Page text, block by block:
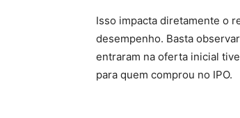
Isso impacta diretamente o
desempenho. Basta
entraram na oferta inicial
para quem comprou no IPO.